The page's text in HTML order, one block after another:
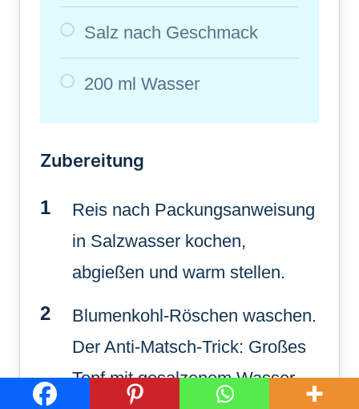
Salz nach Geschmack
200 ml Wasser
Zubereitung
Reis nach Packungsanweisung
in Salzwasser kochen,
abgießen und warm stellen.
Blumenkohl-Röschen waschen.
Der Anti-Matsch-Trick: Großes
Topf mit gesalzenem Wasser